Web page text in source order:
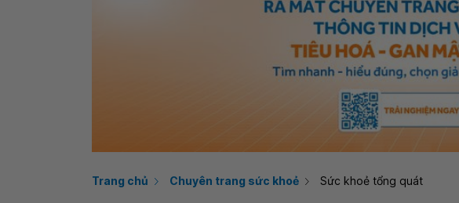
Trang chủ Chuyên trang sức khoẻ Sức khoẻ tổng quát